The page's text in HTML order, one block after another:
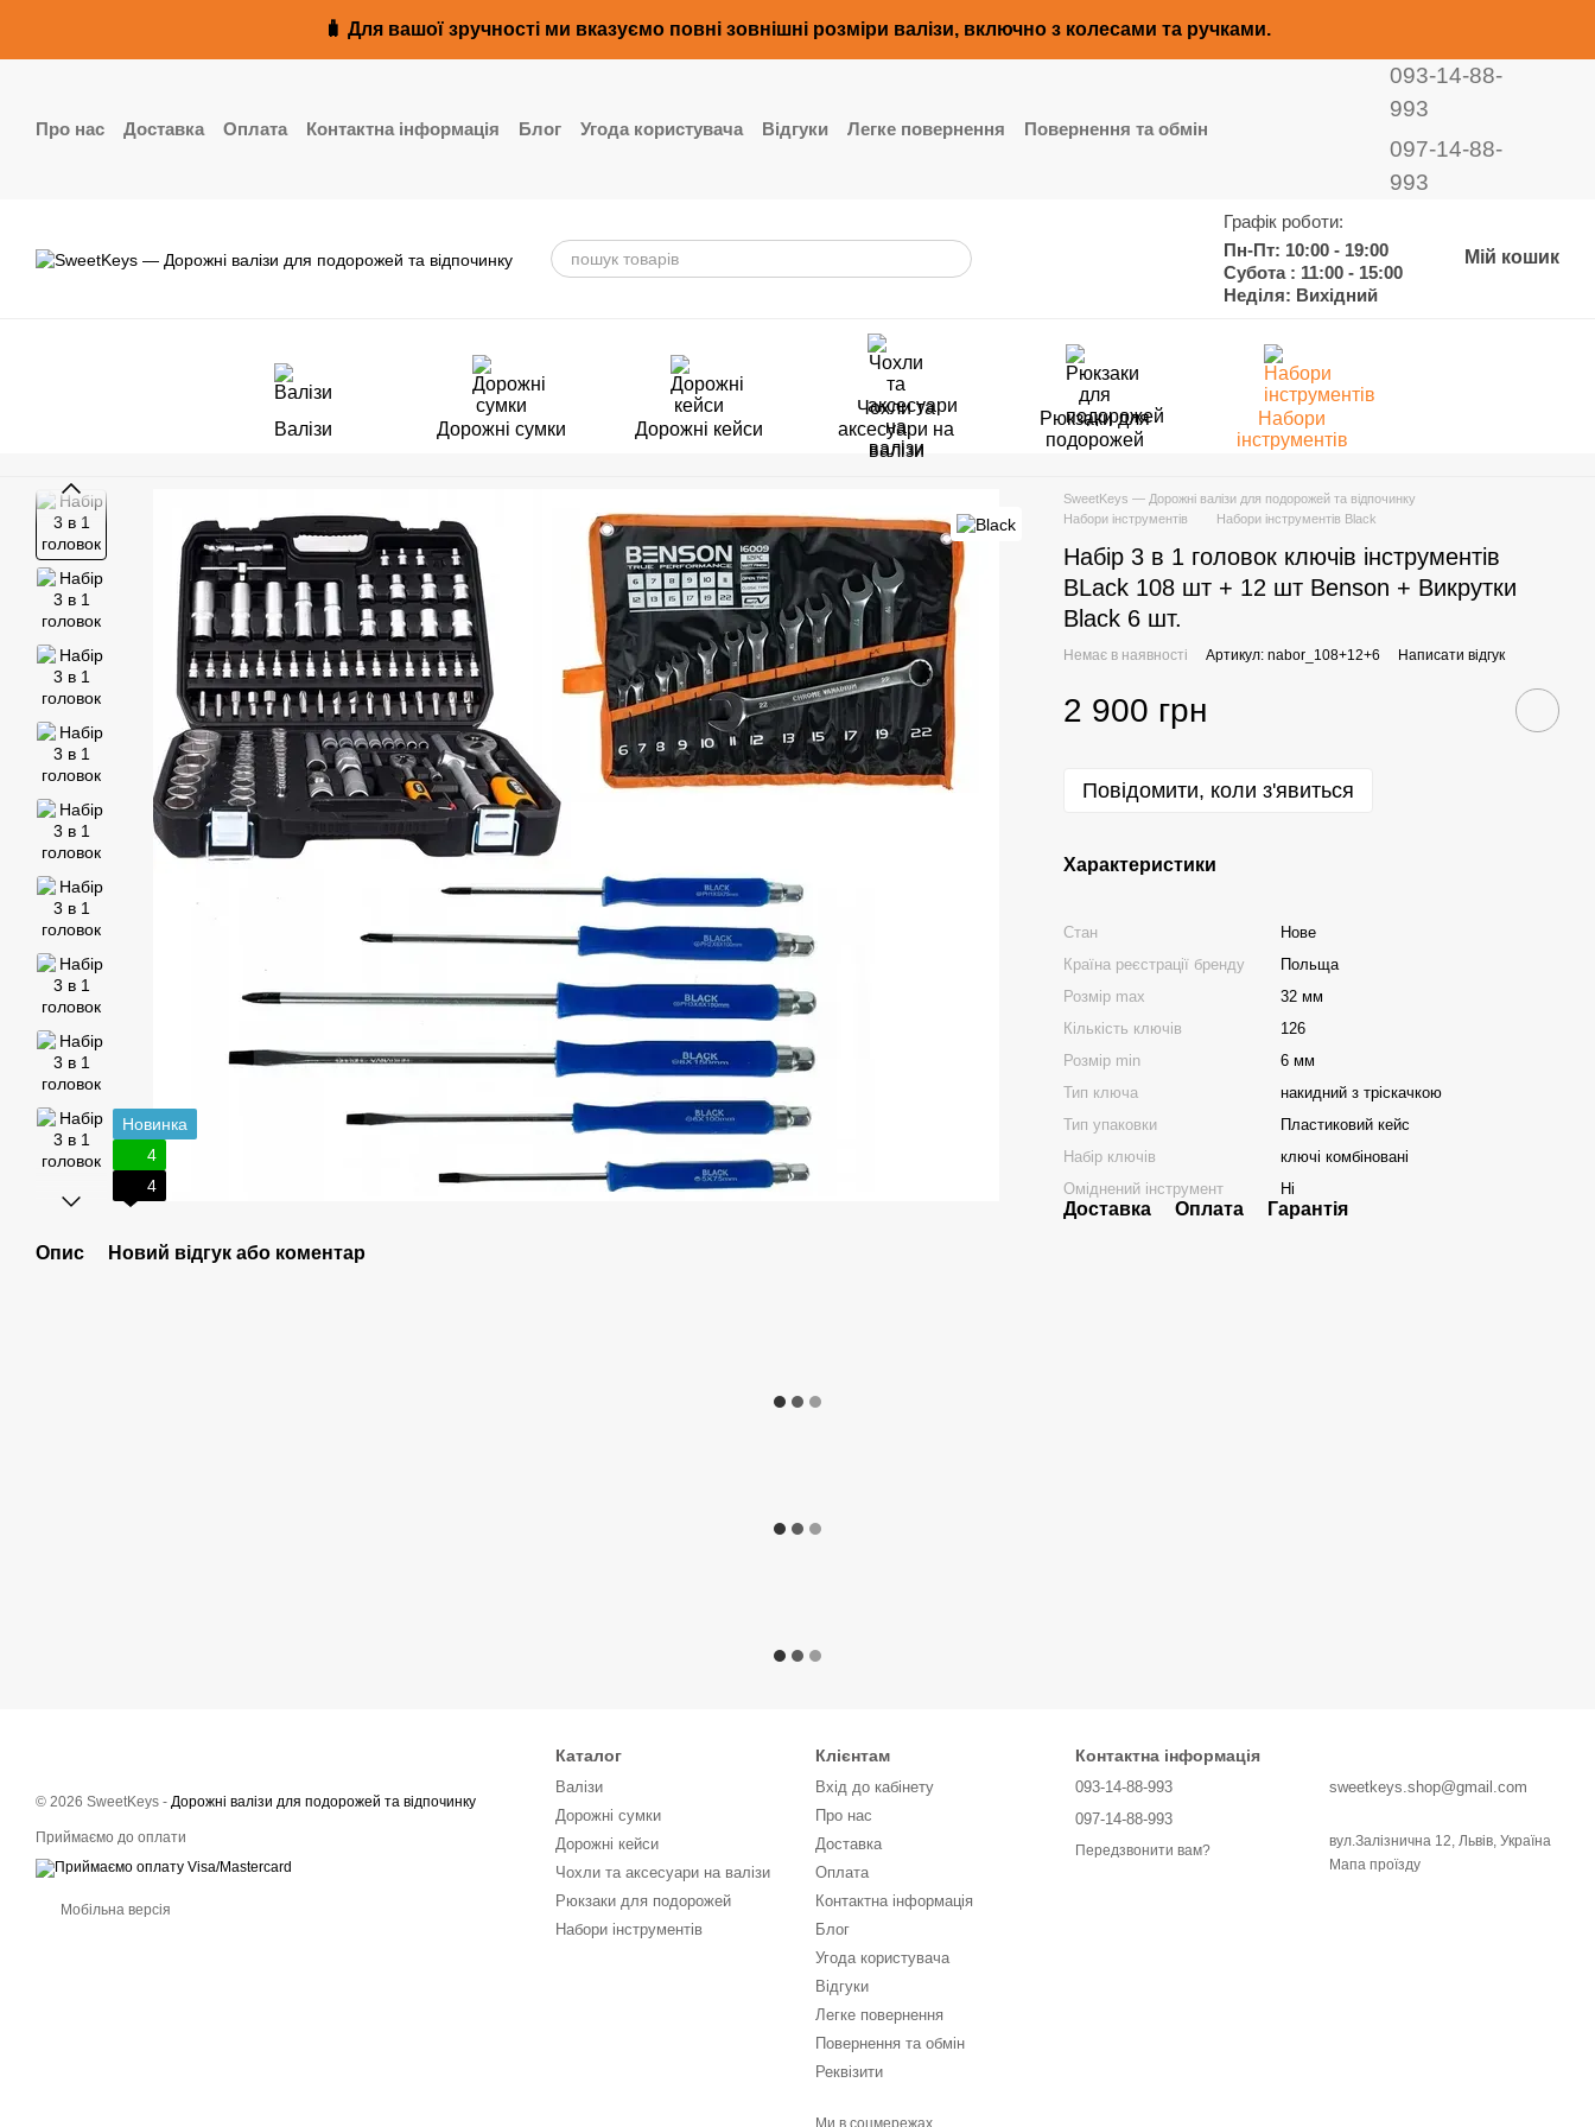
🧳 Для вашої зручності ми вказуємо повні зовнішні розміри валізи, включно з колесами та ручками.
Про нас Доставка Оплата Контактна інформація Блог Угода користувача Відгуки Легке повернення
Повернення та обмін
093-14-88-
993
097-14-88-
993
Графік роботи:
Пн-Пт: 10:00 - 19:00
Субота : 11:00 - 15:00
Неділя: Вихідний
Мій кошик
Валізи Дорожні сумки Дорожні кейси
Чохли та
аксесуари на
валізи
Рюкзаки для
подорожей
Набори
інструментів
Новинка
4
4
Опис Новий відгук або коментар
SweetKeys — Дорожні валізи для подорожей та відпочинку
Набори інструментів
Набори інструментів Black
Набір 3 в 1 головок ключів інструментів
BLack 108 шт + 12 шт Benson + Викрутки
Black 6 шт.
Немає в наявності Артикул: nabor_108+12+6 Написати відгук
2 900 грн
Повідомити, коли з'явиться
Характеристики
Стан
Нове
Країна реєстрації бренду
Польща
Розмір max
32 мм
Кількість ключів
126
Розмір min
6 мм
Тип ключа
накидний з тріскачкою
Тип упаковки
Пластиковий кейс
Набір ключів
ключі комбіновані
Оміднений інструмент
Ні
Доставка Оплата Гарантія
© 2026 SweetKeys - Дорожні валізи для подорожей та відпочинку
Приймаємо до оплати
Мобільна версія
Каталог
Валізи
Дорожні сумки
Дорожні кейси
Чохли та аксесуари на валізи
Рюкзаки для подорожей
Набори інструментів
Клієнтам
Вхід до кабінету
Про нас
Доставка
Оплата
Контактна інформація
Блог
Угода користувача
Відгуки
Легке повернення
Повернення та обмін
Реквізити
Ми в соцмережах
Контактна інформація
093-14-88-993
097-14-88-993
Передзвонити вам?
sweetkeys.shop@gmail.com
вул.Залізнична 12, Львів, Україна
Мапа проїзду